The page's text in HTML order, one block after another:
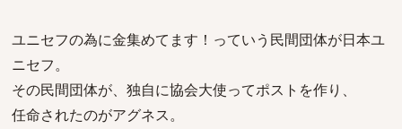
ユニセフの為に金集めてます！っていう民間団体が日本ユ
ニセフ。
その民間団体が、独自に協会大使ってポストを作り、
任命されたのがアグネス。